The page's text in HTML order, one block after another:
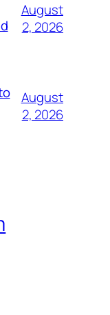
August
2, 2026
August
2, 2026